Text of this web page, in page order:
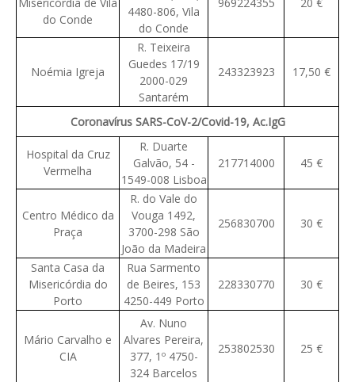
Misericórdia de Vila
do Conde
4480-806, Vila
do Conde
969224355 20 €
Noémia Igreja
R. Teixeira
Guedes 17/19
2000-029
Santarém
243323923 17,50 €
Coronavírus SARS-CoV-2/Covid-19, Ac.IgG
Hospital da Cruz
Vermelha
R. Duarte
Galvão, 54 -
1549-008 Lisboa
217714000 45 €
Centro Médico da
Praça
R. do Vale do
Vouga 1492,
3700-298 São
João da Madeira
256830700 30 €
Santa Casa da
Misericórdia do
Porto
Rua Sarmento
de Beires, 153
4250-449 Porto
228330770 30 €
Mário Carvalho e
CIA
Av. Nuno
Alvares Pereira,
377, 1º 4750-
324 Barcelos
253802530 25 €